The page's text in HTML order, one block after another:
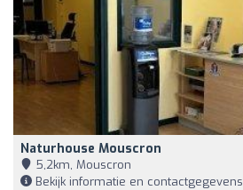
Naturhouse Mouscron
5,2km, Mouscron
Bekijk informatie en contactgegevens